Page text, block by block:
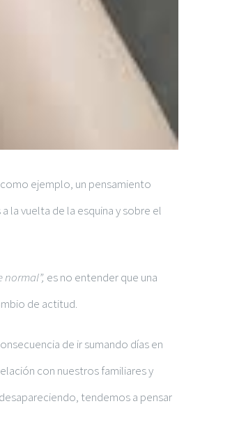
ejemplo, un pensamiento
la vuelta de la esquina y sobre el
es no entender que una
de actitud.
de ir sumando días en
con nuestros familiares y
tendemos a pensar